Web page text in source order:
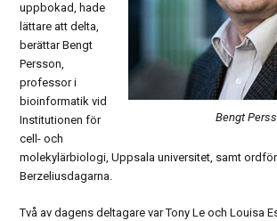
Bengt
uppbokad, hade
lättare att delta,
berättar Bengt
Persson,
professor i
bioinformatik vid
Institutionen för
cell- och
molekylärbiologi, Uppsala universitet, samt
Berzeliusdagarna.
Två av dagens deltagare var Tony Le och Louisa